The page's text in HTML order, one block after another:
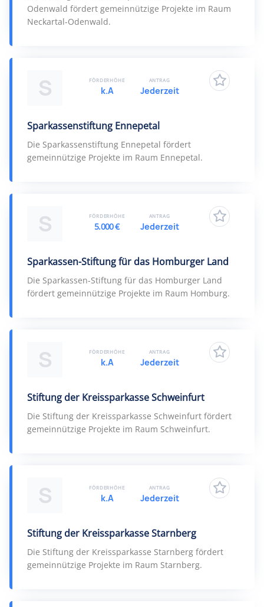
Odenwald fördert gemeinnützige Projekte im Raum
Neckartal-Odenwald.
S
Sparkassenstiftung Ennepetal
Die Sparkassenstiftung Ennepetal fördert
gemeinnützige Projekte im Raum Ennepetal.
FÖRDERHÖHE
k.A
ANTRAG
Jederzeit
S
Sparkassen-Stiftung für das Homburger Land
Die Sparkassen-Stiftung für das Homburger Land
fördert gemeinnützige Projekte im Raum Homburg.
FÖRDERHÖHE
5.000 €
ANTRAG
Jederzeit
S
Stiftung der Kreissparkasse Schweinfurt
Die Stiftung der Kreissparkasse Schweinfurt fördert
gemeinnützige Projekte im Raum Schweinfurt.
FÖRDERHÖHE
k.A
ANTRAG
Jederzeit
S
Stiftung der Kreissparkasse Starnberg
Die Stiftung der Kreissparkasse Starnberg fördert
gemeinnützige Projekte im Raum Starnberg.
FÖRDERHÖHE
k.A
ANTRAG
Jederzeit